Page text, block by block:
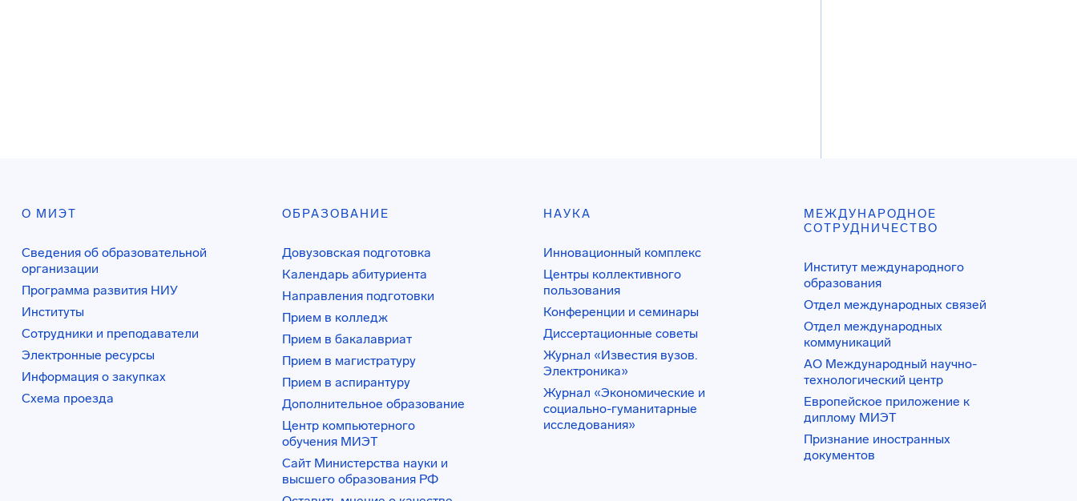
О МИЭТ
Сведения об образовательной
организации
Программа развития НИУ
Институты
Сотрудники и преподаватели
Электронные ресурсы
Информация о закупках
Схема проезда
ОБРАЗОВАНИЕ
Довузовская подготовка
Календарь абитуриента
Направления подготовки
Прием в колледж
Прием в бакалавриат
Прием в магистратуру
Прием в аспирантуру
Дополнительное образование
Центр компьютерного
обучения МИЭТ
Сайт Министерства науки и
высшего образования РФ
НАУКА
Инновационный комплекс
Центры коллективного
пользования
Конференции и семинары
Диссертационные советы
Журнал «Известия вузов.
Электроника»
Журнал «Экономические и
социально-гуманитарные
исследования»
МЕЖДУНАРОДНОЕ
СОТРУДНИЧЕСТВО
Институт международного
образования
Отдел международных связей
Отдел международных
коммуникаций
АО Международный научно-
технологический центр
Европейское приложение к
диплому МИЭТ
Признание иностранных
документов